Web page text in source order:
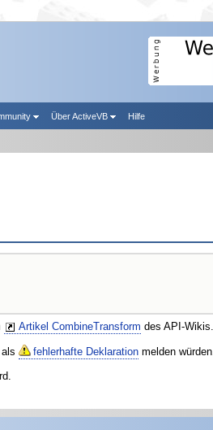
Über ActiveVB Hilfe
Artikel CombineTransform des API-Wikis.
fehlerhafte Deklarationmelden würden.